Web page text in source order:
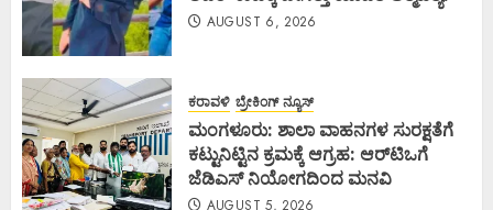
AUGUST 6, 2026
ಕರಾವಳಿ ಬ್ರೇಕಿಂಗ್ ನ್ಯೂಸ್
ಮಂಗಳೂರು: ಶಾಲಾ ವಾಹನಗಳ ಸುರಕ್ಷತೆಗೆ
ಕಟ್ಟುನಿಟ್ಟಿನ ಕ್ರಮಕ್ಕೆ ಆಗ್ರಹ: ಆರ್‌ಟಿಒಗೆ
ಜೆಡಿಎಸ್ ನಿಯೋಗದಿಂದ ಮನವಿ
AUGUST 5, 2026